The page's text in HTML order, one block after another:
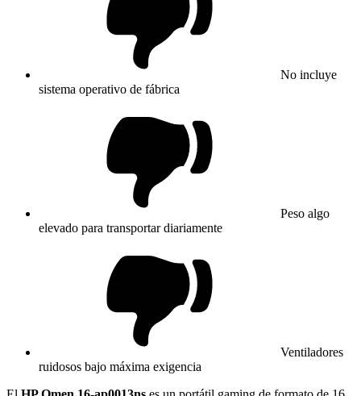
No incluye
sistema operativo de fábrica
Peso algo
elevado para transportar diariamente
Ventiladores
ruidosos bajo máxima exigencia